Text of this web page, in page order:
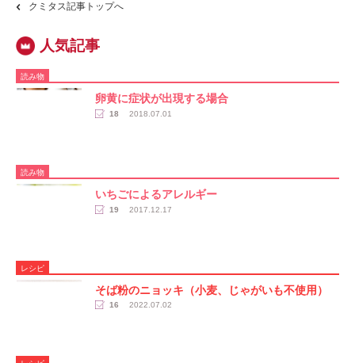
クミタス記事トップへ
読み物
卵黄に症状が出現する場合
18 2018.07.01
読み物
いちごによるアレルギー
19 2017.12.17
レシピ
そば粉のニョッキ（小麦、じゃがいも不使用）
16 2022.07.02